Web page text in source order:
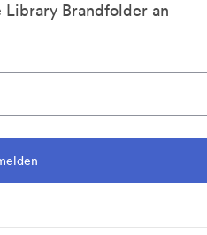
Library Brandfolder an